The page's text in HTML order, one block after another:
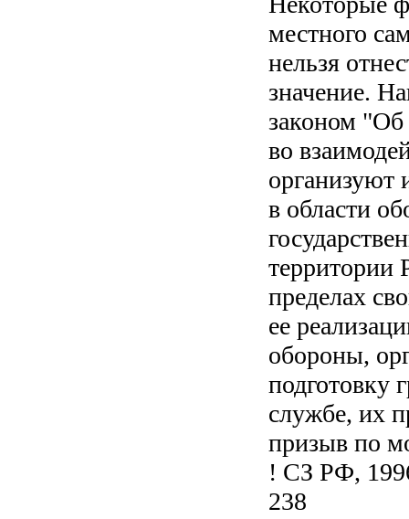
местного
нельзя
значение.
законом "Об
во
организуют
в области
территории
пределах
ее
обороны,
подготовку
службе, их
призыв по
! СЗ РФ,
238